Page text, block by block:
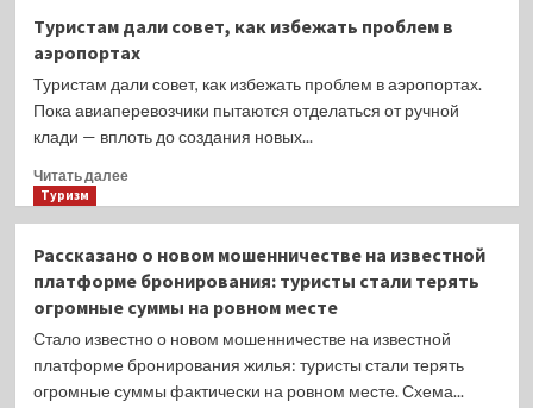
Туристам дали совет, как избежать проблем в
аэропортах
Туристам дали совет, как избежать проблем в аэропортах.
Пока авиаперевозчики пытаются отделаться от ручной
клади — вплоть до создания новых...
Читать далееПрочитать
дали
совет,
как
в
аэропортах
Туризм
Рассказано о новом мошенничестве на известной
платформе бронирования: туристы стали терять
огромные суммы на ровном месте
Стало известно о новом мошенничестве на известной
платформе бронирования жилья: туристы стали терять
огромные суммы фактически на ровном месте. Схема...